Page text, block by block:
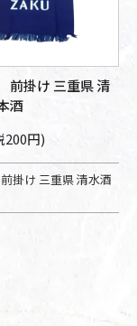
前掛け 三重県 清
酒
200円)
掛け 三重県 清水酒